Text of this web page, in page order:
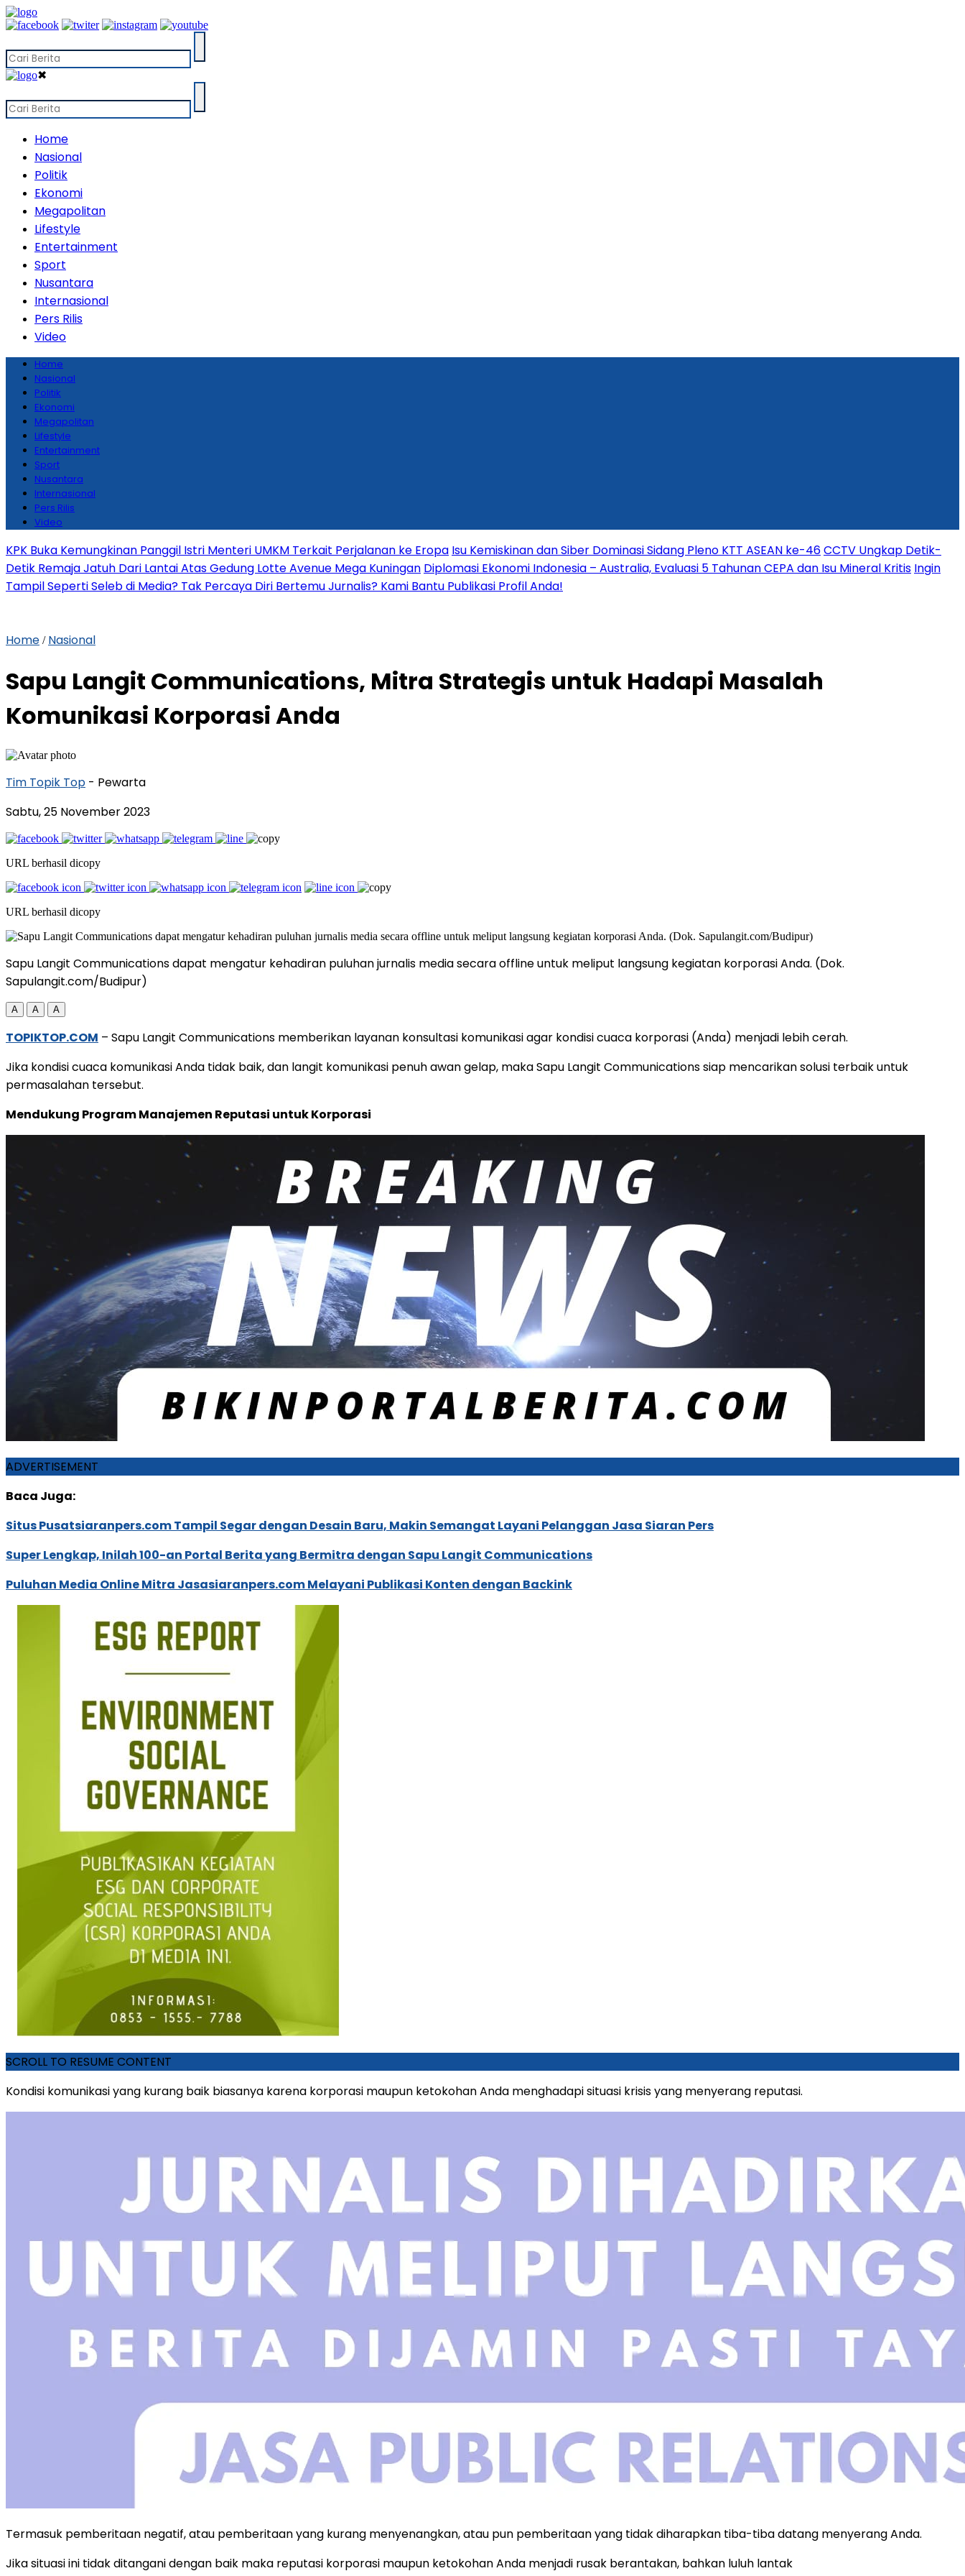
✖
Home
Nasional
Politik
Ekonomi
Megapolitan
Lifestyle
Entertainment
Sport
Nusantara
Internasional
Pers Rilis
Video
Home
Nasional
Politik
Ekonomi
Megapolitan
Lifestyle
Entertainment
Sport
Nusantara
Internasional
Pers Rilis
Video
KPK Buka Kemungkinan Panggil Istri Menteri UMKM Terkait Perjalanan ke Eropa Isu Kemiskinan dan Siber Dominasi Sidang Pleno KTT ASEAN ke-46CCTV Ungkap Detik-
Detik Remaja Jatuh Dari Lantai Atas Gedung Lotte Avenue Mega Kuningan Diplomasi Ekonomi Indonesia – Australia, Evaluasi 5 Tahunan CEPA dan Isu Mineral Kritis Ingin
Tampil Seperti Seleb di Media? Tak Percaya Diri Bertemu Jurnalis? Kami Bantu Publikasi Profil Anda!
Home / Nasional
Sapu Langit Communications, Mitra Strategis untuk Hadapi Masalah
Komunikasi Korporasi Anda
Tim Topik Top - Pewarta
Sabtu, 25 November 2023
URL berhasil dicopy
URL berhasil dicopy
Sapu Langit Communications dapat mengatur kehadiran puluhan jurnalis media secara offline untuk meliput langsung kegiatan korporasi Anda. (Dok.
Sapulangit.com/Budipur)
A A A
TOPIKTOP.COM – Sapu Langit Communications memberikan layanan konsultasi komunikasi agar kondisi cuaca korporasi (Anda) menjadi lebih cerah.
Jika kondisi cuaca komunikasi Anda tidak baik, dan langit komunikasi penuh awan gelap, maka Sapu Langit Communications siap mencarikan solusi terbaik untuk
permasalahan tersebut.
Mendukung Program Manajemen Reputasi untuk Korporasi
ADVERTISEMENT
Baca Juga:
Situs Pusatsiaranpers.com Tampil Segar dengan Desain Baru, Makin Semangat Layani Pelanggan Jasa Siaran Pers
Super Lengkap, Inilah 100-an Portal Berita yang Bermitra dengan Sapu Langit Communications
Puluhan Media Online Mitra Jasasiaranpers.com Melayani Publikasi Konten dengan Backink
SCROLL TO RESUME CONTENT
Kondisi komunikasi yang kurang baik biasanya karena korporasi maupun ketokohan Anda menghadapi situasi krisis yang menyerang reputasi.
Termasuk pemberitaan negatif, atau pemberitaan yang kurang menyenangkan, atau pun pemberitaan yang tidak diharapkan tiba-tiba datang menyerang Anda.
Jika situasi ini tidak ditangani dengan baik maka reputasi korporasi maupun ketokohan Anda menjadi rusak berantakan, bahkan luluh lantak